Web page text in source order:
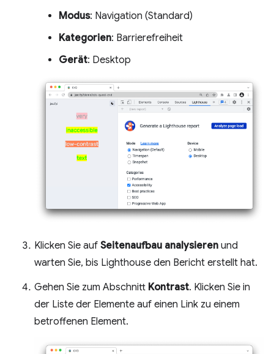
Modus: Navigation (Standard)
Kategorien: Barrierefreiheit
Gerät: Desktop
Klicken Sie auf Seitenaufbau analysieren und
warten Sie, bis Lighthouse den Bericht erstellt hat.
Gehen Sie zum Abschnitt Kontrast. Klicken Sie in
der Liste der Elemente auf einen Link zu einem
betroffenen Element.